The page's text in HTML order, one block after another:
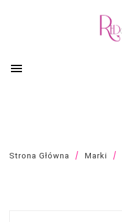

Strona Główna Marki